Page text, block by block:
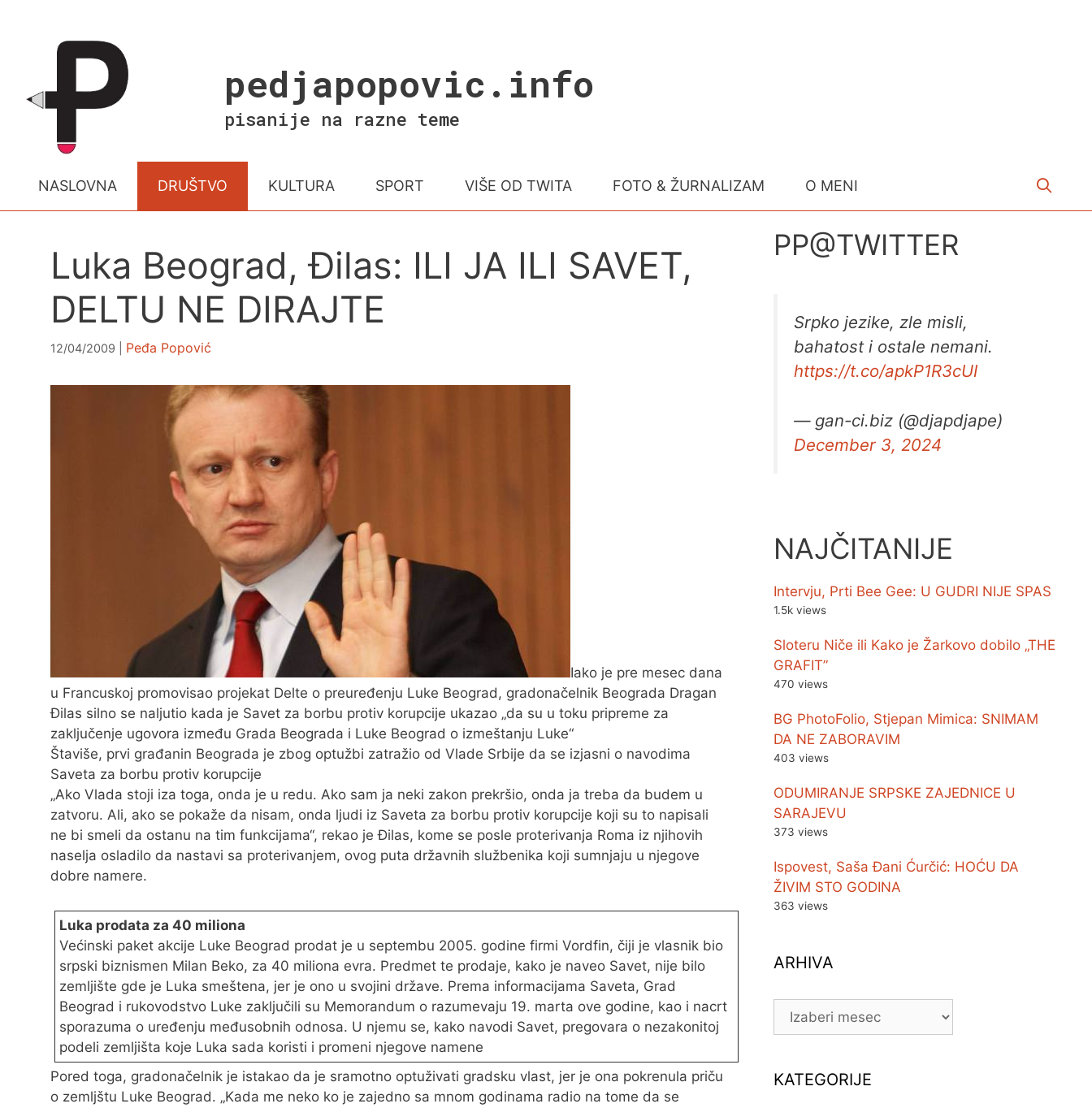
pedjapopovic.info
pisanije na razne teme
NASLOVNA DRUŠTVO KULTURA SPORT VIŠE OD TWITA FOTO & ŽURNALIZAM O MENI
Luka Beograd, Đilas: ILI JA ILI SAVET,
DELTU NE DIRAJTE
12/04/2009 Peđa Popović
Iako je pre mesec dana
u Francuskoj promovisao projekat Delte o preuređenju Luke Beograd, gradonačelnik Beograda Dragan
Đilas silno se naljutio kada je Savet za borbu protiv korupcije ukazao „da su u toku pripreme za
zaključenje ugovora između Grada Beograda i Luke Beograd o izmeštanju Luke“
Štaviše, prvi građanin Beograda je zbog optužbi zatražio od Vlade Srbije da se izjasni o navodima
Saveta za borbu protiv korupcije
„Ako Vlada stoji iza toga, onda je u redu. Ako sam ja neki zakon prekršio, onda ja treba da budem u
zatvoru. Ali, ako se pokaže da nisam, onda ljudi iz Saveta za borbu protiv korupcije koji su to napisali
ne bi smeli da ostanu na tim funkcijama“, rekao je Đilas, kome se posle proterivanja Roma iz njihovih
naselja osladilo da nastavi sa proterivanjem, ovog puta državnih službenika koji sumnjaju u njegove
dobre namere.
Luka prodata za 40 miliona
Većinski paket akcije Luke Beograd prodat je u septembu 2005. godine firmi Vordfin, čiji je vlasnik bio
srpski biznismen Milan Beko, za 40 miliona evra. Predmet te prodaje, kako je naveo Savet, nije bilo
zemljište gde je Luka smeštena, jer je ono u svojini države. Prema informacijama Saveta, Grad
Beograd i rukovodstvo Luke zaključili su Memorandum o razumevaju 19. marta ove godine, kao i nacrt
sporazuma o uređenju međusobnih odnosa. U njemu se, kako navodi Savet, pregovara o nezakonitoj
podeli zemljišta koje Luka sada koristi i promeni njegove namene
Pored toga, gradonačelnik je istakao da je sramotno optuživati gradsku vlast, jer je ona pokrenula priču
o zemljštu Luke Beograd. „Kada me neko ko je zajedno sa mnom godinama radio na tome da se
PP@TWITTER
Srpko jezike, zle misli,
bahatost i ostale nemani.
https://t.co/apkP1R3cUI
— gan-ci.biz (@djapdjape)
December 3, 2024
NAJČITANIJE
Intervju, Prti Bee Gee: U GUDRI NIJE SPAS
1.5k views
Sloteru Niče ili Kako je Žarkovo dobilo „THE
GRAFIT”
470 views
BG PhotoFolio, Stjepan Mimica: SNIMAM
DA NE ZABORAVIM
403 views
ODUMIRANJE SRPSKE ZAJEDNICE U
SARAJEVU
373 views
Ispovest, Saša Đani Ćurčić: HOĆU DA
ŽIVIM STO GODINA
363 views
ARHIVA
ARHIVA
KATEGORIJE